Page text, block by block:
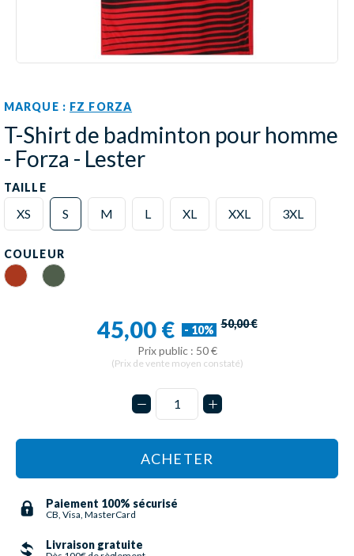
MARQUE : FZ FORZA
T-Shirt de badminton pour homme
- Forza - Lester
TAILLE
XS S M L XL XXL 3XL
COULEUR
Chinese RedJune Bug
45,00 € - 10% 50,00 €
Prix public : 50 €
(Prix de vente moyen constaté)
ACHETER
Paiement 100% sécurisé
CB, Visa, MasterCard
Livraison gratuite